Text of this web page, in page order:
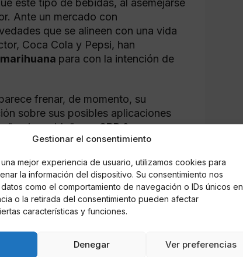
Gestionar el consentimiento
mejor experiencia de usuario, utilizamos cookies para
la información del dispositivo. Su consentimiento nos
como el comportamiento de navegación o IDs únicos en
o la retirada del consentimiento pueden afectar
características y funciones.
Denegar Ver preferencias
este tipo de bebidas, al asemejarse
Ante un mercado con
que se alineen con una vida
Coca Cola y Pepsi, han
marihuana para con la intención de
frenar, de momento, su
sobre sus posibles aplicaciones
"enriquecido" conCBD?
cerezas del café, Cuando te conocí y Conecta